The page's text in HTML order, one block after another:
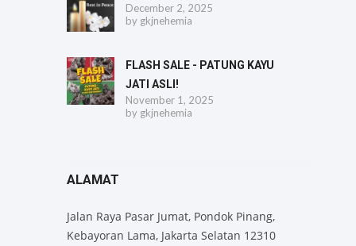
December 2, 2025
by gkjnehemia
FLASH SALE - PATUNG KAYU
JATI ASLI!
November 1, 2025
by gkjnehemia
ALAMAT
Jalan Raya Pasar Jumat, Pondok Pinang,
Kebayoran Lama, Jakarta Selatan 12310